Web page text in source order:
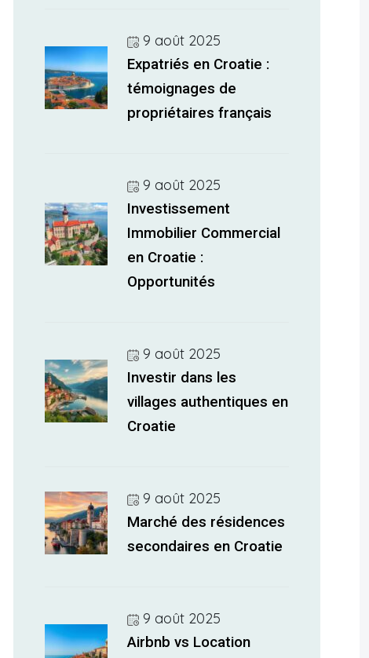
9 août 2025
Expatriés en Croatie :
témoignages de
propriétaires français
9 août 2025
Investissement
Immobilier Commercial
en Croatie :
Opportunités
9 août 2025
Investir dans les
villages authentiques en
Croatie
9 août 2025
Marché des résidences
secondaires en Croatie
9 août 2025
Airbnb vs Location